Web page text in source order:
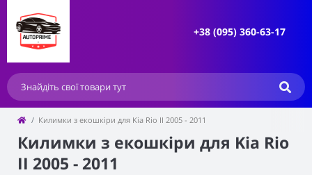
+38 (095) 360-63-17
Килимки з екошкіри для Kia Rio II 2005 - 2011
Килимки з екошкіри для Kia Rio
II 2005 - 2011